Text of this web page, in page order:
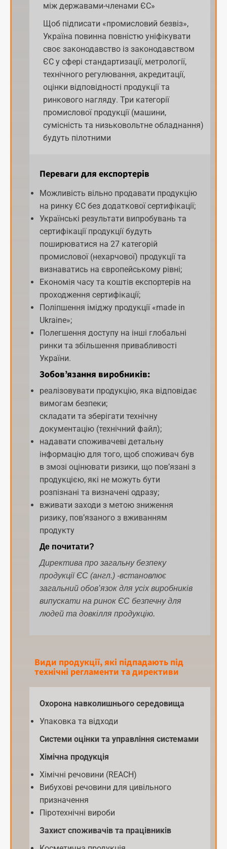
між державами-членами ЄС»
Щоб підписати «промисловий безвіз»,
Україна повинна повністю уніфікувати
своє законодавство із законодавством
ЄС у сфері стандартизації, метрології,
технічного регулювання, акредитації,
оцінки відповідності продукції та
ринкового нагляду. Три категорії
промислової продукції (машини,
сумісність та низьковольтне обладнання)
будуть пілотними
Переваги для експортерів
Можливість вільно продавати продукцію
на ринку ЄС без додаткової сертифікації;
Українські результати випробувань та
сертифікації продукції будуть
поширюватися на 27 категорій
промислової (нехарчової) продукції та
визнаватись на європейському рівні;
Економія часу та коштів експортерів на
проходження сертифікації;
Поліпшення іміджу продукції «made in
Ukraine»;
Полегшення доступу на інші глобальні
ринки та збільшення привабливості
України.
Зобов’язання виробників:
реалізовувати продукцію, яка відповідає
вимогам безпеки;
складати та зберігати технічну
документацію (технічний файл);
надавати споживачеві детальну
інформацію для того, щоб споживач був
в змозі оцінювати ризики, що пов’язані з
продукцією, які не можуть бути
розпізнані та визначені одразу;
вживати заходи з метою зниження
ризику, пов’язаного з вживанням
продукту
Де почитати?
Директива про загальну безпеку
продукції ЄС (англ.) -встановлює
загальний обов’язок для усіх виробників
випускати на ринок ЄС безпечну для
людей та довкілля продукцію.
Види продукції, які підпадають під
технічні регламенти та директиви
Охорона навколишнього середовища
Упаковка та відходи
Системи оцінки та управління системами
Хімічна продукція
Хімічні речовини (REACH)
Вибухові речовини для цивільного
призначення
Піротехнічні вироби
Захист споживачів та працівників